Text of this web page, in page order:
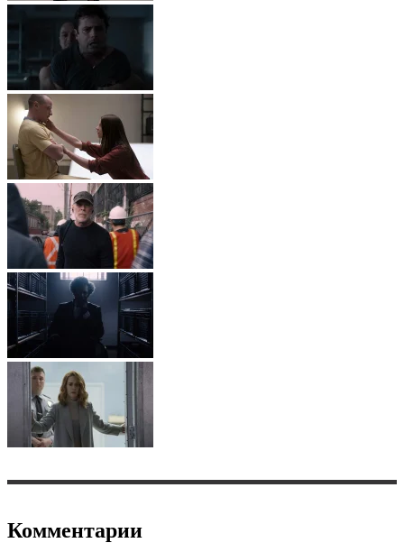
Комментарии